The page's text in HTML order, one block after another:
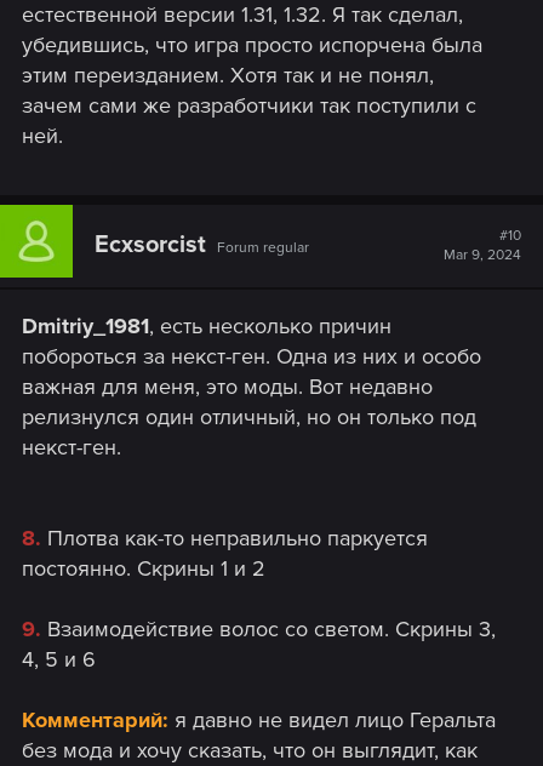
естественной версии 1.31, 1.32. Я так сделал,
убедившись, что игра просто испорчена была
этим переизданием. Хотя так и не понял,
зачем сами же разработчики так поступили с
ней.
Ecxsorcist Forum regular
#10
Mar 9, 2024
Dmitriy_1981, есть несколько причин
побороться за некст-ген. Одна из них и особо
важная для меня, это моды. Вот недавно
релизнулся один отличный, но он только под
некст-ген.
8. Плотва как-то неправильно паркуется
постоянно. Скрины 1 и 2
9. Взаимодействие волос со светом. Скрины 3,
4, 5 и 6
Комментарий: я давно не видел лицо Геральта
без мода и хочу сказать, что он выглядит, как